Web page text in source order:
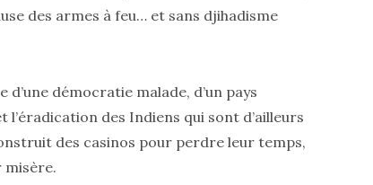
des armes à feu… et sans djihadisme
démocratie malade, d’un pays
l’éradication des Indiens qui sont d’ailleurs
des casinos pour perdre leur temps,
misère.